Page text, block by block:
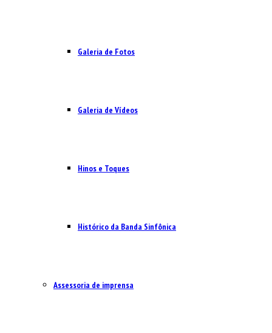
Galeria de Fotos
Galeria de Vídeos
Hinos e Toques
Histórico da Banda Sinfônica
Assessoria de imprensa